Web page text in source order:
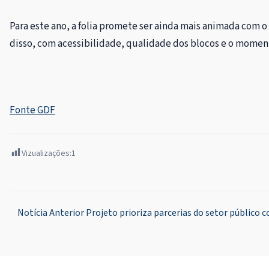
Para este ano, a folia promete ser ainda mais animada
disso, com acessibilidade, qualidade dos blocos e o
Fonte GDF
Vizualizações:1
Navegação
Notícia AnteriorProjeto prioriza parcerias do setor público